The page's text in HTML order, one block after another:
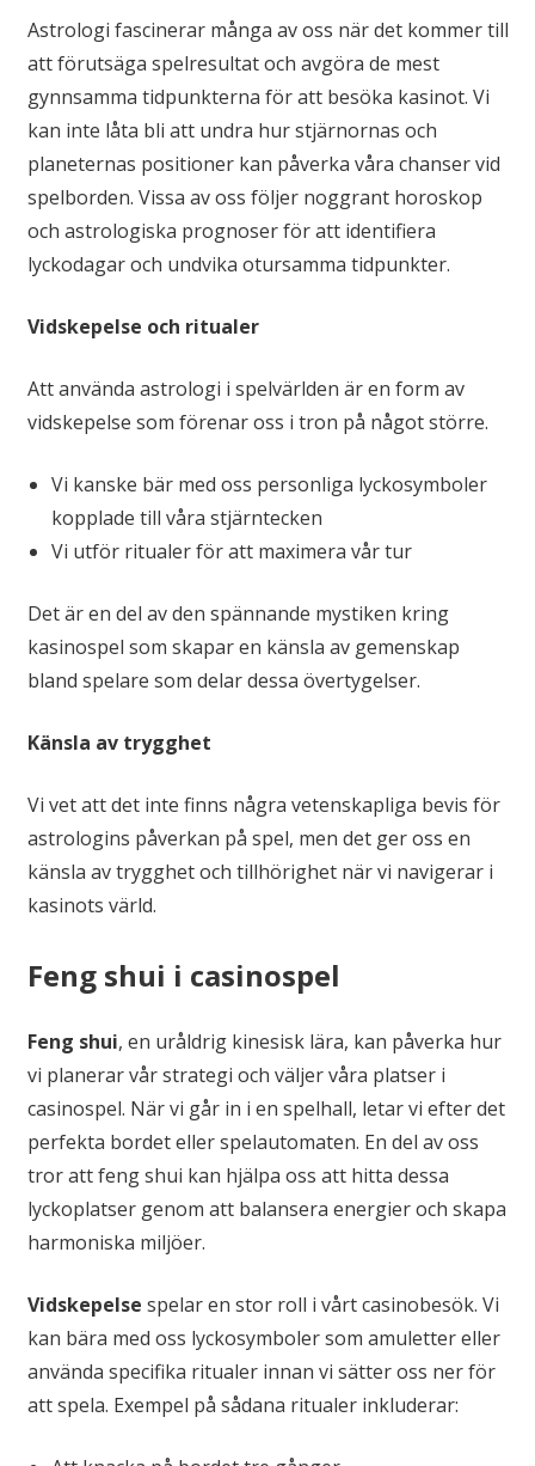
Astrologi fascinerar många av oss när det kommer till
att förutsäga spelresultat och avgöra de mest
gynnsamma tidpunkterna för att besöka kasinot. Vi
kan inte låta bli att undra hur stjärnornas och
planeternas positioner kan påverka våra chanser vid
spelborden. Vissa av oss följer noggrant horoskop
och astrologiska prognoser för att identifiera
lyckodagar och undvika otursamma tidpunkter.
Vidskepelse och ritualer
Att använda astrologi i spelvärlden är en form av
vidskepelse som förenar oss i tron på något större.
Vi kanske bär med oss personliga lyckosymboler
kopplade till våra stjärntecken
Vi utför ritualer för att maximera vår tur
Det är en del av den spännande mystiken kring
kasinospel som skapar en känsla av gemenskap
bland spelare som delar dessa övertygelser.
Känsla av trygghet
Vi vet att det inte finns några vetenskapliga bevis för
astrologins påverkan på spel, men det ger oss en
känsla av trygghet och tillhörighet när vi navigerar i
kasinots värld.
Feng shui i casinospel
Feng shui, en uråldrig kinesisk lära, kan påverka hur
vi planerar vår strategi och väljer våra platser i
casinospel. När vi går in i en spelhall, letar vi efter det
perfekta bordet eller spelautomaten. En del av oss
tror att feng shui kan hjälpa oss att hitta dessa
lyckoplatser genom att balansera energier och skapa
harmoniska miljöer.
Vidskepelse spelar en stor roll i vårt casinobesök. Vi
kan bära med oss lyckosymboler som amuletter eller
använda specifika ritualer innan vi sätter oss ner för
att spela. Exempel på sådana ritualer inkluderar: